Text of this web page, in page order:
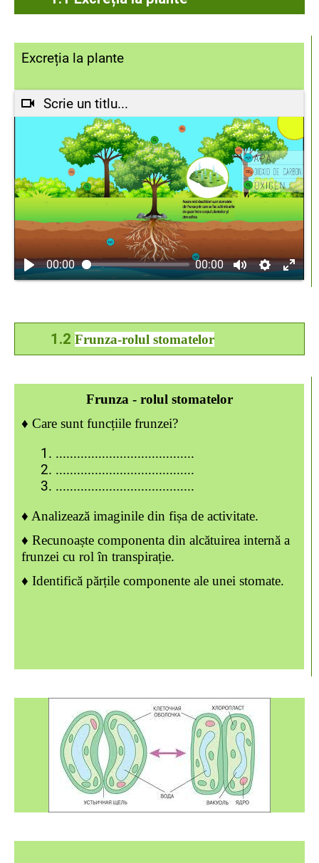
Excreția la plante
Scrie un titlu...
00:00 00:00
1.2 Frunza-rolul stomatelor
Frunza - rolul stomatelor
♦ Care sunt funcțiile frunzei?
.......................................
.......................................
.......................................
♦ Analizează imaginile din fișa de activitate.
♦ Recunoaște componenta din alcătuirea internă a
frunzei cu rol în transpirație.
♦ Identifică părțile componente ale unei stomate.